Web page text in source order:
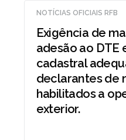
NOTÍCIAS OFICIAIS RFB
Exigência de
adesão ao DTE
cadastral
declarantes de
habilitados a
exterior.